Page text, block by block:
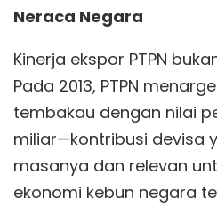
Neraca Negara
Kinerja ekspor PTPN
Pada 2013, PTPN
tembakau dengan nilai
miliar—kontribusi devisa
masanya dan relevan
ekonomi kebun negara